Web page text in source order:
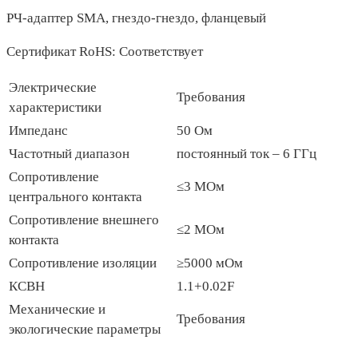
РЧ-адаптер SMA, гнездо-гнездо, фланцевый
Сертификат RoHS: Соответствует
Электрические
характеристики
Требования
Импеданс
50 Ом
Частотный диапазон
постоянный ток – 6 ГГц
Сопротивление
центрального контакта
≤3 МОм
Сопротивление внешнего
контакта
≤2 МОм
Сопротивление изоляции
≥5000 мОм
КСВН
1.1+0.02F
Механические и
экологические параметры
Требования